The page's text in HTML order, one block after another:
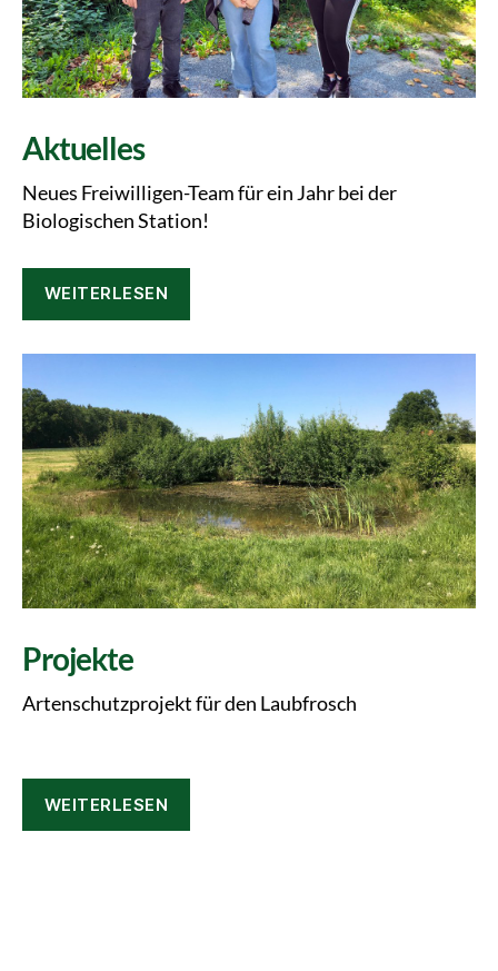
Aktuelles
Neues Freiwilligen-Team für ein Jahr bei der
Biologischen Station!
WEITERLESEN
Projekte
Artenschutzprojekt für den Laubfrosch
WEITERLESEN